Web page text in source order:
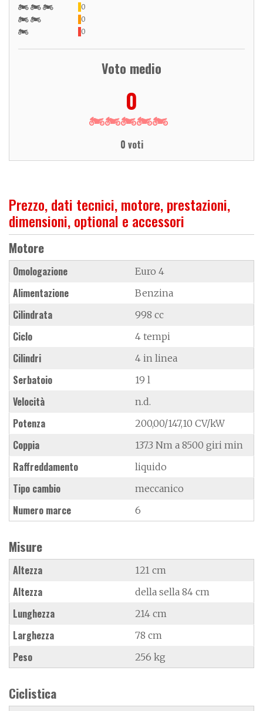
0
0
0
Voto medio
0
0 voti
Prezzo, dati tecnici, motore, prestazioni,
dimensioni, optional e accessori
Motore
Omologazione Euro 4
Alimentazione Benzina
Cilindrata 998 cc
Ciclo 4 tempi
Cilindri 4 in linea
Serbatoio 19 l
Velocità n.d.
Potenza 200,00/147,10 CV/kW
Coppia 137.3 Nm a 8500 giri min
Raffreddamento liquido
Tipo cambio meccanico
Numero marce 6
Misure
Altezza 121 cm
Altezza della sella 84 cm
Lunghezza 214 cm
Larghezza 78 cm
Peso 256 kg
Ciclistica